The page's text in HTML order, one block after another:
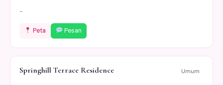
-
Peta Pesan
Springhill Terrace Residence Umum